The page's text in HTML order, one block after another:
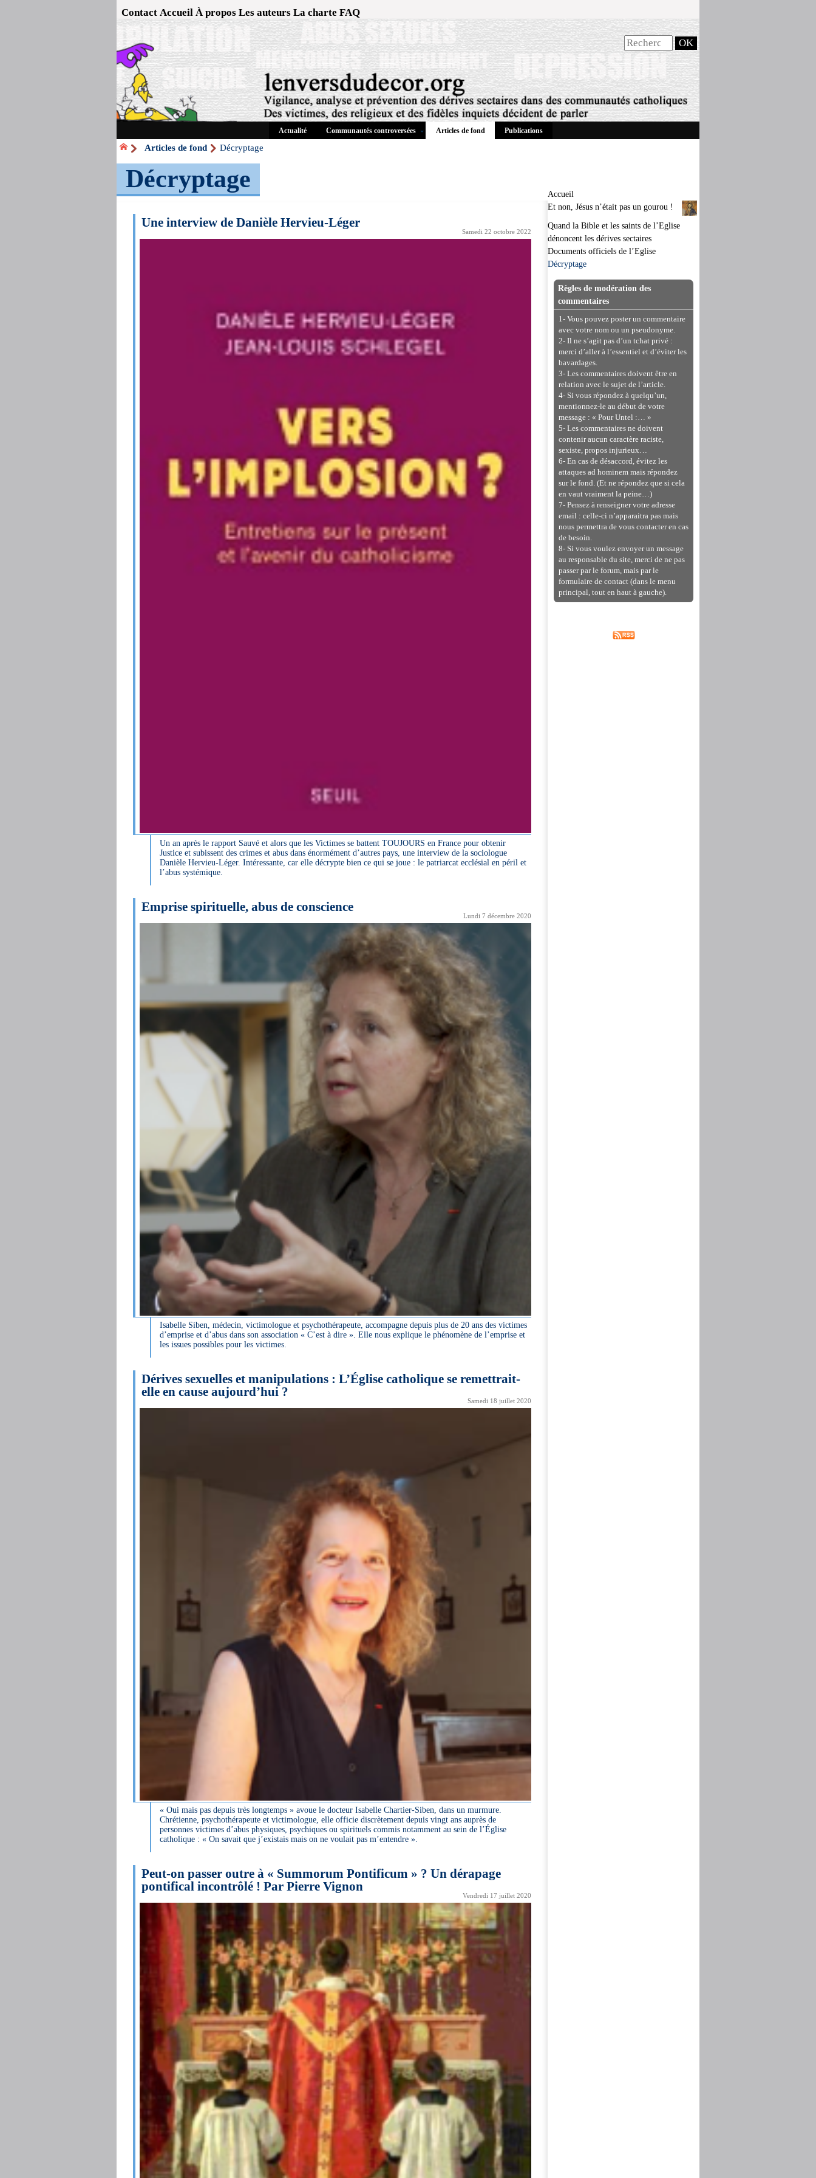
Contact Accueil À propos Les auteurs La charte FAQ
Actualité Communautés controversées Articles de fond Publications
Articles de fond Décryptage
Décryptage
Une interview de Danièle Hervieu-Léger
Samedi 22 octobre 2022
Un an après le rapport Sauvé et alors que les Victimes se battent TOUJOURS en France pour obtenir
Justice et subissent des crimes et abus dans énormément d’autres pays, une interview de la sociologue
Danièle Hervieu-Léger. Intéressante, car elle décrypte bien ce qui se joue : le patriarcat ecclésial en péril et
l’abus systémique.
Emprise spirituelle, abus de conscience
Lundi 7 décembre 2020
Isabelle Siben, médecin, victimologue et psychothérapeute, accompagne depuis plus de 20 ans des victimes
d’emprise et d’abus dans son association « C’est à dire ». Elle nous explique le phénomène de l’emprise et
les issues possibles pour les victimes.
Dérives sexuelles et manipulations : L’Église catholique se remettrait-
elle en cause aujourd’hui ?
Samedi 18 juillet 2020
« Oui mais pas depuis très longtemps » avoue le docteur Isabelle Chartier-Siben, dans un murmure.
Chrétienne, psychothérapeute et victimologue, elle officie discrètement depuis vingt ans auprès de
personnes victimes d’abus physiques, psychiques ou spirituels commis notamment au sein de l’Église
catholique : « On savait que j’existais mais on ne voulait pas m’entendre ».
Peut-on passer outre à « Summorum Pontificum » ? Un dérapage
pontifical incontrôlé ! Par Pierre Vignon
Vendredi 17 juillet 2020
Accueil
Et non, Jésus n’était pas un gourou !
Quand la Bible et les saints de l’Eglise
dénoncent les dérives sectaires
Documents officiels de l’Eglise
Décryptage
Règles de modération des
commentaires
1- Vous pouvez poster un commentaire
avec votre nom ou un pseudonyme.
2- Il ne s’agit pas d’un tchat privé :
merci d’aller à l’essentiel et d’éviter les
bavardages.
3- Les commentaires doivent être en
relation avec le sujet de l’article.
4- Si vous répondez à quelqu’un,
mentionnez-le au début de votre
message : « Pour Untel :… »
5- Les commentaires ne doivent
contenir aucun caractère raciste,
sexiste, propos injurieux…
6- En cas de désaccord, évitez les
attaques ad hominem mais répondez
sur le fond. (Et ne répondez que si cela
en vaut vraiment la peine…)
7- Pensez à renseigner votre adresse
email : celle-ci n’apparaitra pas mais
nous permettra de vous contacter en cas
de besoin.
8- Si vous voulez envoyer un message
au responsable du site, merci de ne pas
passer par le forum, mais par le
formulaire de contact (dans le menu
principal, tout en haut à gauche).